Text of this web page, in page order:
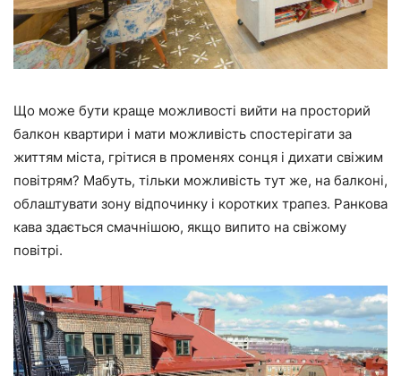
Що може бути краще можливості вийти на просторий
балкон квартири і мати можливість спостерігати за
життям міста, грітися в променях сонця і дихати свіжим
повітрям? Мабуть, тільки можливість тут же, на балконі,
облаштувати зону відпочинку і коротких трапез. Ранкова
кава здається смачнішою, якщо випито на свіжому
повітрі.